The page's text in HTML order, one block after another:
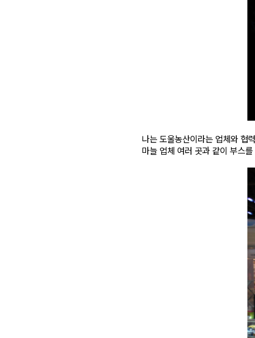
나는 도울농산이라는 업체와 협
마늘 업체 여러 곳과 같이 부스